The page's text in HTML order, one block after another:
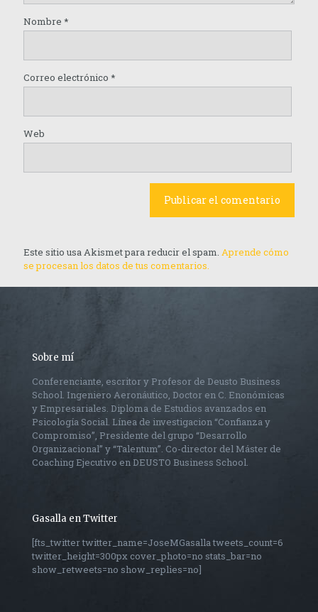
Nombre *
Correo electrónico *
Web
Este sitio usa Akismet para reducir el spam. Aprende cómo
se procesan los datos de tus comentarios.
Sobre mí
Conferenciante, escritor y Profesor de Deusto Business
School. Ingeniero Aeronáutico, Doctor en C. Enonómicas
y Empresariales. Diploma de Estudios avanzados en
Psicología Social. Línea de investigacion “Confianza y
Compromiso”, Presidente del grupo “Desarrollo
Organizacional” y “Talentum”. Co-director del Máster de
Coaching Ejecutivo en DEUSTO Business School.
Gasalla en Twitter
[fts_twitter twitter_name=JoseMGasalla tweets_count=6
twitter_height=300px cover_photo=no stats_bar=no
show_retweets=no show_replies=no]